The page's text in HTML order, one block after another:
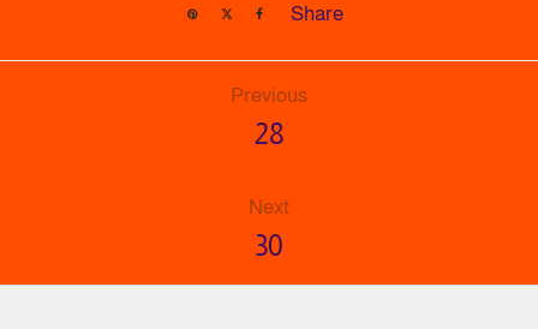
Share
Previous
28
Next
30